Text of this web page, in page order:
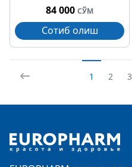
84 000 СЎМ
Сотиб олиш
1 2 3